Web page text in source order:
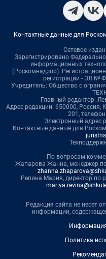
Контактные данные для
Сетевое
Зарегистрировано
информационных
(Роскомнадзор).
регистрации - ЭЛ №
Учредитель: Общество с
Главный редактор:
Адрес редакции: 650000, Россия,
201,
Электронный адрес
Контактные данные для
По вопросам
Жапарова Жанна, менеджер
Ревина Мария, директор по
Редакция сайта не несет
информации,
Политика